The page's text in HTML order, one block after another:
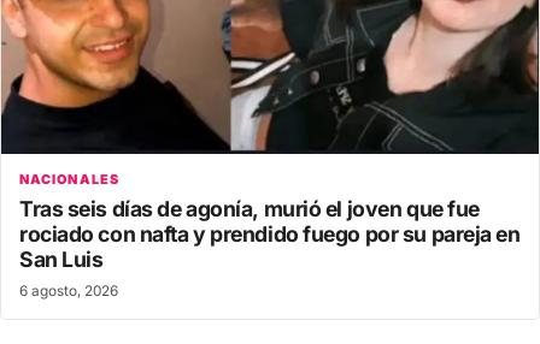
NACIONALES
Tras seis días de agonía, murió el joven que fue
rociado con nafta y prendido fuego por su pareja en
San Luis
6 agosto, 2026